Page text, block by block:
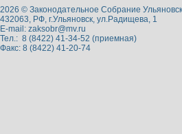
2026 © Законодательное Собрание
432063, РФ, г.Ульяновск, ул.Радищева, 1
E-mail: zaksobr@mv.ru
Тел.: 8 (8422) 41-34-52 (приемная)
Факс: 8 (8422) 41-20-74